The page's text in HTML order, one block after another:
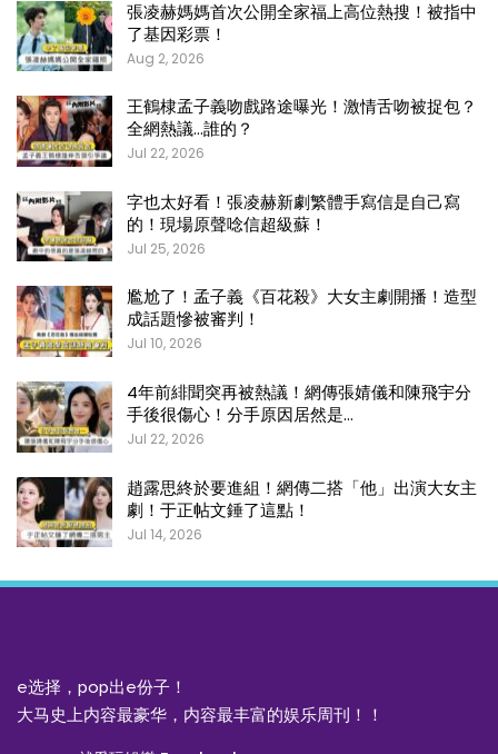
張凌赫媽媽首次公開全家福上高位熱搜！被指中
了基因彩票！
Aug 2, 2026
王鶴棣孟子義吻戲路途曝光！激情舌吻被捉包？
全網熱議…誰的？
Jul 22, 2026
字也太好看！張凌赫新劇繁體手寫信是自己寫
的！現場原聲唸信超級蘇！
Jul 25, 2026
尷尬了！孟子義《百花殺》大女主劇開播！造型
成話題慘被審判！
Jul 10, 2026
4年前緋聞突再被熱議！網傳張婧儀和陳飛宇分
手後很傷心！分手原因居然是…
Jul 22, 2026
趙露思終於要進組！網傳二搭「他」出演大女主
劇！于正帖文錘了這點！
Jul 14, 2026
e选择，pop出e份子！
大马史上内容最豪华，内容最丰富的娱乐周刊！！